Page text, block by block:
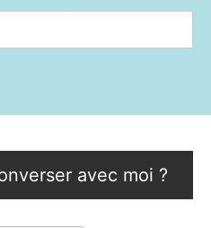
avec moi ?